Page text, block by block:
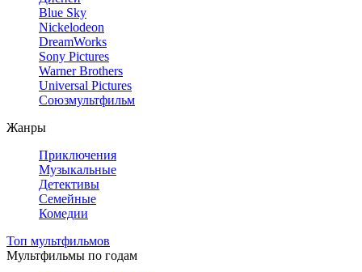
Blue Sky
Nickelodeon
DreamWorks
Sony Pictures
Warner Brothers
Universal Pictures
Союзмультфильм
Жанры
Приключения
Музыкальные
Детективы
Семейные
Комедии
Топ мультфильмов
Мультфильмы по годам